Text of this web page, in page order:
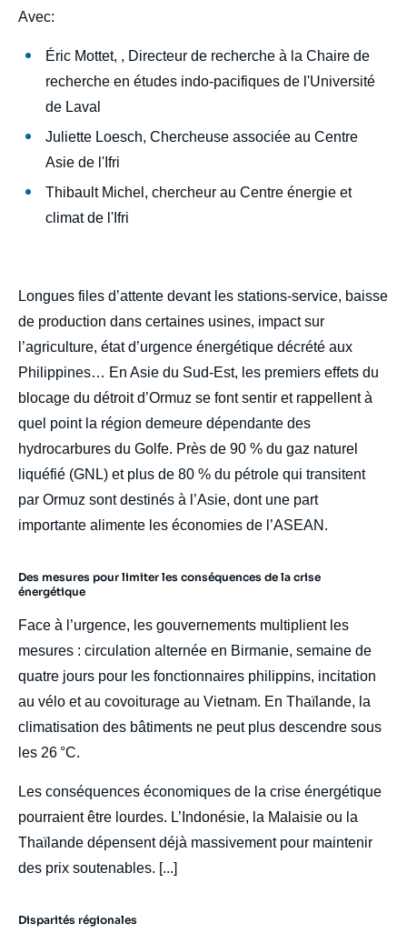
body
Avec:
Éric Mottet, , Directeur de recherche à la Chaire de
recherche en études indo-pacifiques de l'Université
de Laval
Juliette Loesch, Chercheuse associée au Centre
Asie de l'Ifri
Thibault Michel, chercheur au Centre énergie et
climat de l'Ifri
Longues files d’attente devant les stations-service, baisse
de production dans certaines usines, impact sur
l’agriculture, état d’urgence énergétique décrété aux
Philippines… En Asie du Sud-Est, les premiers effets du
blocage du détroit d’Ormuz se font sentir et rappellent à
quel point la région demeure dépendante des
hydrocarbures du Golfe. Près de 90 % du gaz naturel
liquéfié (GNL) et plus de 80 % du pétrole qui transitent
par Ormuz sont destinés à l’Asie, dont une part
importante alimente les économies de l’ASEAN.
Des mesures pour limiter les conséquences de la crise
énergétique
Face à l’urgence, les gouvernements multiplient les
mesures : circulation alternée en Birmanie, semaine de
quatre jours pour les fonctionnaires philippins, incitation
au vélo et au covoiturage au Vietnam. En Thaïlande, la
climatisation des bâtiments ne peut plus descendre sous
les 26 °C.
Les conséquences économiques de la crise énergétique
pourraient être lourdes. L’Indonésie, la Malaisie ou la
Thaïlande dépensent déjà massivement pour maintenir
des prix soutenables. [...]
Disparités régionales